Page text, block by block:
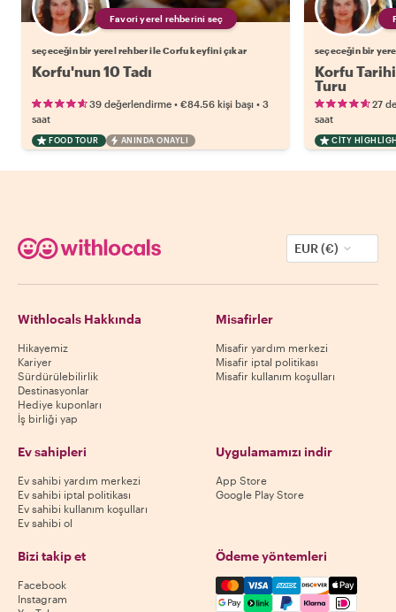
Favori yerel rehberini seç
seçeceğin bir yerel rehber ile Corfu keyfini çıkar
Korfu'nun 10 Tadı
39 değerlendirme • €84.56 kişi başı • 3
saat
FOOD TOUR ANINDA ONAYLI
seçeceğin bir
Korfu
Turu
27
saat
CITY
EUR (€)
Withlocals Hakkında
Hikayemiz
Kariyer
Sürdürülebilirlik
Destinasyonlar
Hediye kuponları
İş birliği yap
Misafirler
Misafir yardım merkezi
Misafir iptal politikası
Misafir kullanım koşulları
Ev sahipleri
Ev sahibi yardım merkezi
Ev sahibi iptal politikası
Ev sahibi kullanım koşulları
Ev sahibi ol
Uygulamamızı indir
App Store
Google Play Store
Bizi takip et
Facebook
Instagram
Ödeme yöntemleri
Mastercard, Visa, Amex,